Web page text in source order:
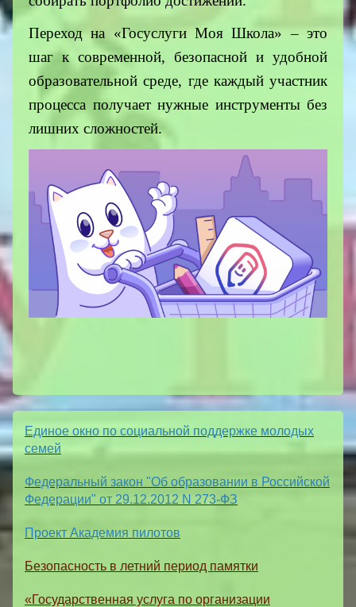
Переход на «Госуслуги Моя Школа» – это
шаг к современной, безопасной и удобной
образовательной среде, где каждый участник
процесса получает нужные инструменты без
лишних сложностей.
Единое окно по социальной поддержке молодых
семей
Федеральный закон "Об образовании в Российской
Федерации" от 29.12.2012 N 273-ФЗ
Проект Академия пилотов
Безопасность в летний период памятки
«Государственная услуга по организации